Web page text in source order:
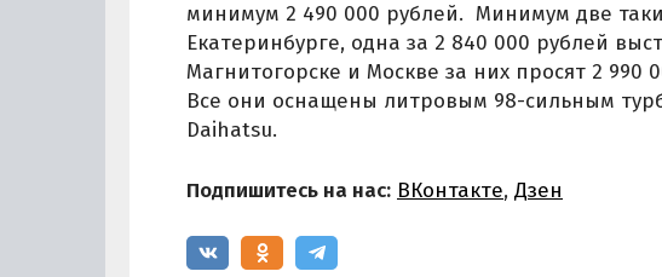
минимум 2 490 000 рублей. Минимум две
Екатеринбурге, одна за 2 840 000 рублей
Магнитогорске и Москве за них просят 2 990
Все они оснащены литровым 98-сильным
Daihatsu.
Подпишитесь на нас: ВКонтакте, Дзен